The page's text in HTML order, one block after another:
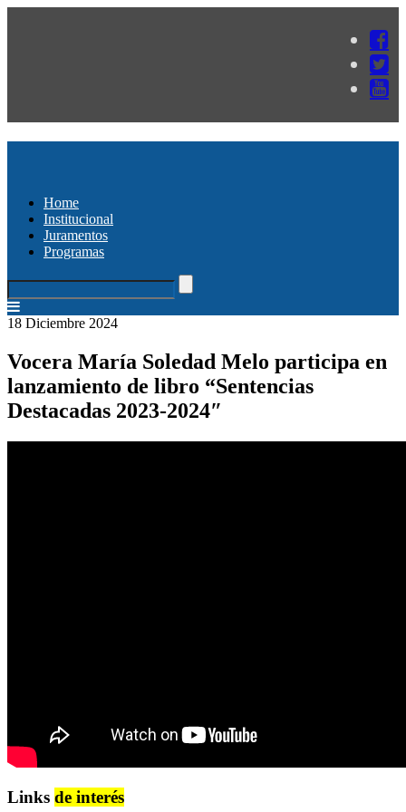
Home
Institucional
Juramentos
Programas
18 Diciembre 2024
Vocera María Soledad Melo participa en
lanzamiento de libro “Sentencias
Destacadas 2023-2024″
Links de interés